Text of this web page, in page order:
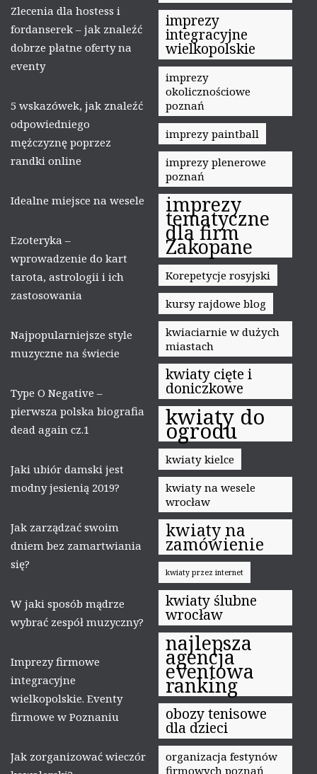
Zlecenia dla hostess i
fordanserek – jak znaleźć
dobrze płatne oferty na
eventy
5 wskazówek, jak znaleźć
odpowiedniego
mężczyznę poprzez
randki online
Idealne miejsce na wesele
Ezoteryka –
wprowadzenie do kart
tarota, astrologii i ich
zastosowania
Najpopularniejsze style
muzyczne na świecie
Type O Negative –
pierwsza polska biografia
dead again cz.1
Jaki ubiór damski jest
modny jesienią 2019?
Jak zarządzać swoim
dniem bez zamartwiania
się?
W jaki sposób mądrze
wybrać zespół muzyczny?
Imprezy firmowe
integracyjne
wielkopolskie. Eventy
firmowe w Poznaniu
Jak zorganizować wieczór
imprezy
integracyjne
wielkopolskie
imprezy
okolicznościowe
poznań
imprezy paintball
imprezy plenerowe
poznań
imprezy
tematyczne
dla firm
Zakopane
Korepetycje rosyjski
kursy rajdowe blog
kwiaciarnie w dużych
miastach
kwiaty cięte i
doniczkowe
kwiaty do
ogrodu
kwiaty kielce
kwiaty na wesele
wrocław
kwiaty na
zamówienie
kwiaty przez internet
kwiaty ślubne
wrocław
najlepsza
agencja
eventowa
ranking
obozy tenisowe
dla dzieci
organizacja festynów
firmowych poznań